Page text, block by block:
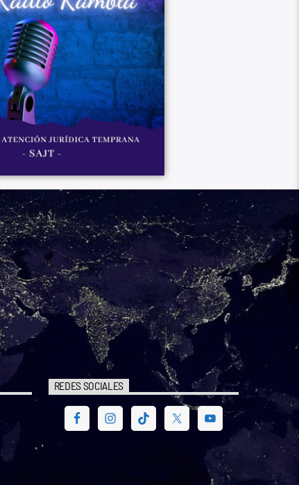
REDES SOCIALES